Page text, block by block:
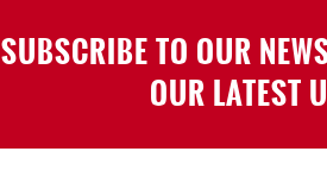
SUBSCRIBE TO OUR
OUR LATEST